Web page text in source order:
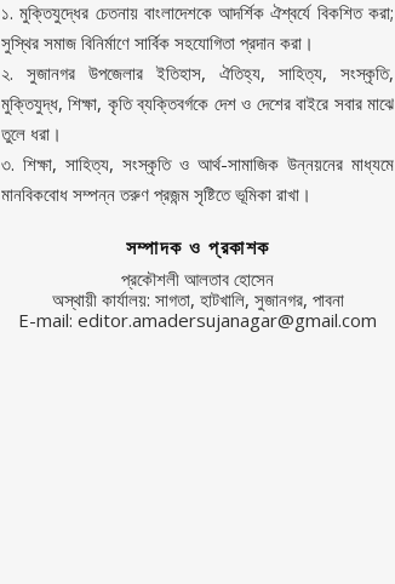
১. মুক্তিযুদ্ধের চেতনায় বাংলাদেশকে আদর্শিক ঐশ্বর্যে বিকশিত করা;
সুস্থির সমাজ বিনির্মাণে সার্বিক সহযোগিতা প্রদান করা।
২. সুজানগর উপজেলার ইতিহাস, ঐতিহ্য, সাহিত্য, সংস্কৃতি,
মুক্তিযুদ্ধ, শিক্ষা, কৃতি ব্যক্তিবর্গকে দেশ ও দেশের বাইরে সবার মাঝে
তুলে ধরা।
৩. শিক্ষা, সাহিত্য, সংস্কৃতি ও আর্থ-সামাজিক উন্নয়নের মাধ্যমে
মানবিকবোধ সম্পন্ন তরুণ প্রজন্ম সৃষ্টিতে ভূমিকা রাখা।
সম্পাদক ও প্রকাশক
প্রকৌশলী আলতাব হোসেন
অস্থায়ী কার্যালয়: সাগতা, হাটখালি, সুজানগর, পাবনা
E-mail: editor.amadersujanagar@gmail.com